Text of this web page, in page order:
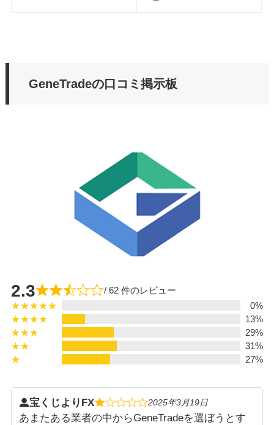
GeneTradeの口コミ掲示板
2.3
/ 62 件のレビュー
★★★★★
0%
★★★★
13%
★★★
29%
★★
31%
★
27%
2025年3月19日
あまたある業者の中からGeneTradeを選ぼうとす
宝くじよりFX